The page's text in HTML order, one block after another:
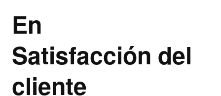
En
Satisfacción del
cliente